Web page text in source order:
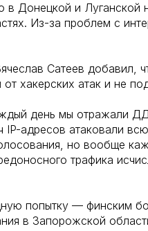
в Донецкой и Луганской
Из-за проблем с
Сатеев добавил,
хакерских атак и не
день мы отражали
IP-адресов атаковали
но вообще
трафика
попытку — финским
в Запорожской